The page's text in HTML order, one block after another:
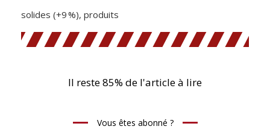
solides (+9 %), produits
Il reste 85% de l'article à lire
Vous êtes abonné ?